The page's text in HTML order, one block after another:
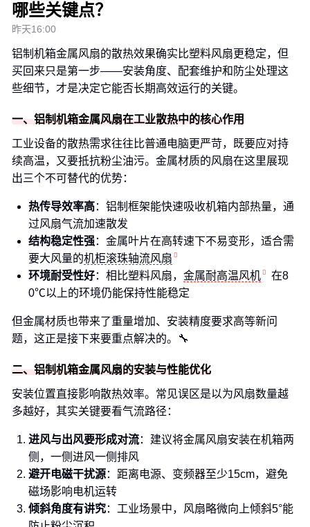
哪些关键点？
昨天16:00
铝制机箱金属风扇的散热效果确实比塑料风扇更稳定，但
买回来只是第一步——安装角度、配套维护和防尘处理这
些细节，才是决定它能否长期高效运行的关键。
一、铝制机箱金属风扇在工业散热中的核心作用
工业设备的散热需求往往比普通电脑更严苛，既要应对持
续高温，又要抵抗粉尘油污。金属材质的风扇在这里展现
出三个不可替代的优势：
热传导效率高：铝制框架能快速吸收机箱内部热量，通
过风扇气流加速散发
结构稳定性强：金属叶片在高转速下不易变形，适合需
要大风量的机柜滚珠轴流风扇
环境耐受性好：相比塑料风扇， 金属耐高温风机
在8
0℃以上的环境仍能保持性能稳定
但金属材质也带来了重量增加、安装精度要求高等新问
题，这正是接下来要重点解决的。🔧
二、铝制机箱金属风扇的安装与性能优化
安装位置直接影响散热效率。常见误区是以为风扇数量越
多越好，其实关键要看气流路径：
进风与出风要形成对流：建议将金属风扇安装在机箱两
侧，一侧进风一侧排风
避开电磁干扰源：距离电源、变频器至少15cm，避免
磁场影响电机运转
倾斜角度有讲究：工业场景中，风扇略微向上倾斜5°能